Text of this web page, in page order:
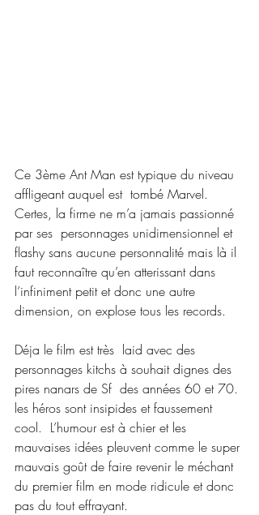
Ce 3ème Ant Man est typique du niveau
affligeant auquel est  tombé Marvel.
Certes, la firme ne m’a jamais passionné
par ses  personnages unidimensionnel et
flashy sans aucune personnalité mais là il
faut reconnaître qu’en atterissant dans
l’infiniment petit et donc une autre
dimension, on explose tous les records.
Déja le film est très  laid avec des
personnages kitchs à souhait dignes des
pires nanars de Sf  des années 60 et 70.
les héros sont insipides et faussement
cool.  L’humour est à chier et les
mauvaises idées pleuvent comme le super
mauvais goût de faire revenir le méchant
du premier film en mode ridicule et donc
pas du tout effrayant.